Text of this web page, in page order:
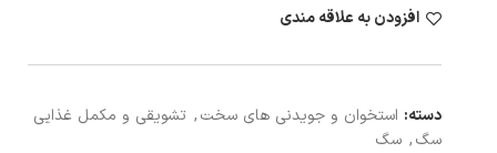
افزودن به علاقه مندی
دسته: استخوان و جویدنی های سخت, تشویقی و مکمل غذایی
سگ, سگ